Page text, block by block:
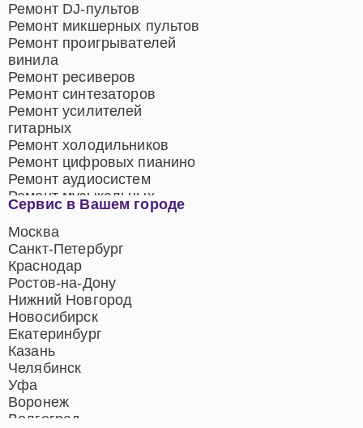
Сервис в Вашем городе
Москва
Санкт-Петербург
Краснодар
Ростов-на-Дону
Нижний Новгород
Новосибирск
Екатеринбург
Казань
Челябинск
Уфа
Воронеж
Волгоград
Ремонт DJ-пультов
Ремонт микшерных пультов
Ремонт проигрывателей
винила
Ремонт ресиверов
Ремонт синтезаторов
Ремонт усилителей
гитарных
Ремонт холодильников
Ремонт цифровых пианино
Ремонт аудиосистем
Ремонт музыкальных
центров
Ремонт домашних
кинотеатров
Ремонт микрофонов
Ремонт акустических
систем